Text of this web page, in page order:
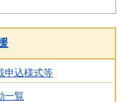
申込様式等
一覧